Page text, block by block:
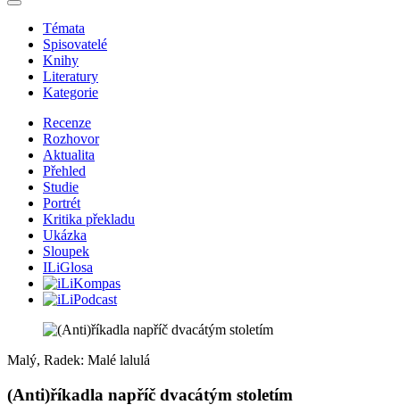
Témata
Spisovatelé
Knihy
Literatury
Kategorie
Recenze
Rozhovor
Aktualita
Přehled
Studie
Portrét
Kritika překladu
Ukázka
Sloupek
ILiGlosa
Malý, Radek: Malé lalulá
(Anti)říkadla napříč dvacátým stoletím